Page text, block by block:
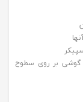
گوشی بر روی سطوح